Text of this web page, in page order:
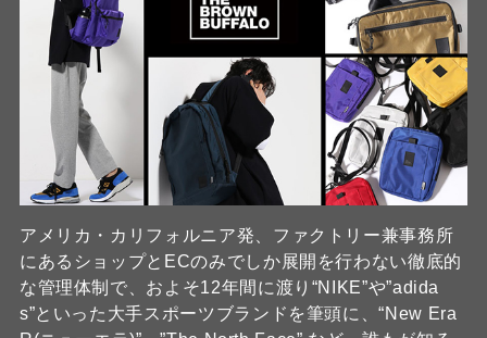
アメリカ・カリフォルニア発、ファクトリー兼事務所
にあるショップとECのみでしか展開を行わない徹底的
な管理体制で、およそ12年間に渡り“NIKE”や”adida
s”といった大手スポーツブランドを筆頭に、“New Era